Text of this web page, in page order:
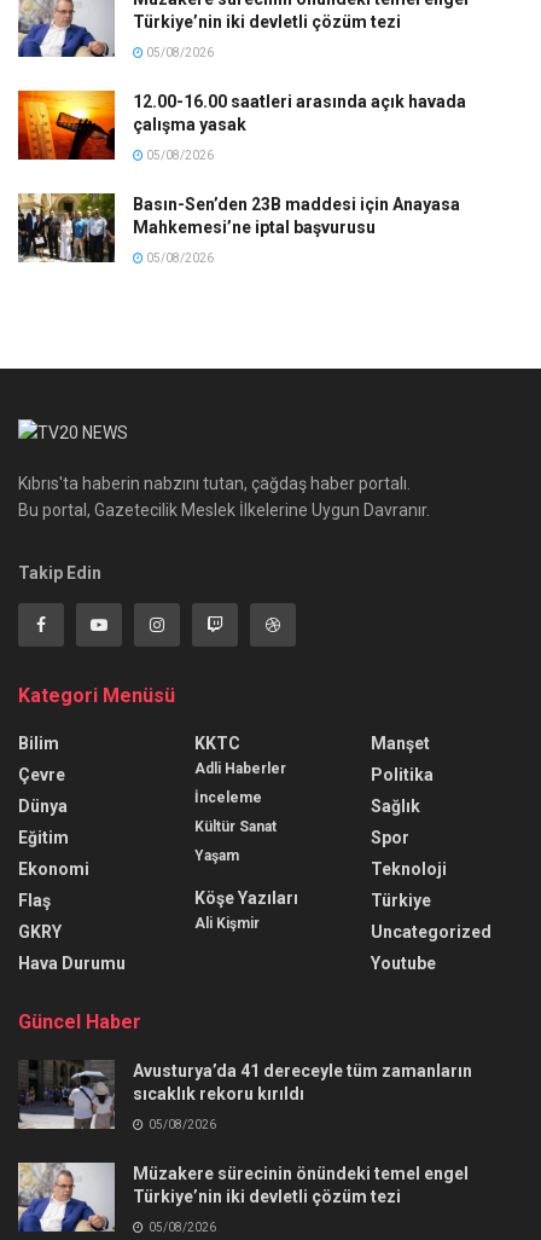
Türkiye’nin iki devletli çözüm tezi
05/08/2026
12.00-16.00 saatleri arasında açık havada
çalışma yasak
05/08/2026
Basın-Sen’den 23B maddesi için Anayasa
Mahkemesi’ne iptal başvurusu
05/08/2026
Kıbrıs'ta haberin nabzını tutan, çağdaş haber portalı.
Bu portal, Gazetecilik Meslek İlkelerine Uygun Davranır.
Takip Edin
Kategori Menüsü
Bilim
Çevre
Dünya
Eğitim
Ekonomi
Flaş
GKRY
Hava Durumu
KKTC
Adli Haberler
İnceleme
Kültür Sanat
Yaşam
Köşe Yazıları
Ali Kişmir
Manşet
Politika
Sağlık
Spor
Teknoloji
Türkiye
Uncategorized
Youtube
Güncel Haber
Avusturya’da 41 dereceyle tüm zamanların
sıcaklık rekoru kırıldı
05/08/2026
Müzakere sürecinin önündeki temel engel
Türkiye’nin iki devletli çözüm tezi
05/08/2026